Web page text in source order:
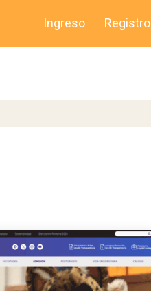
Ingreso Registro